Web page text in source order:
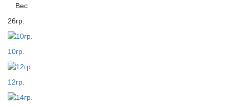
Вес
26гр.
10гр.
12гр.